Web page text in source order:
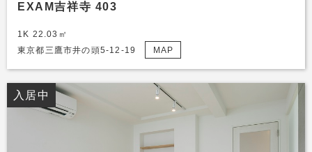
EXAM吉祥寺 403
1K 22.03㎡
東京都三鷹市井の頭5-12-19
MAP
入居中